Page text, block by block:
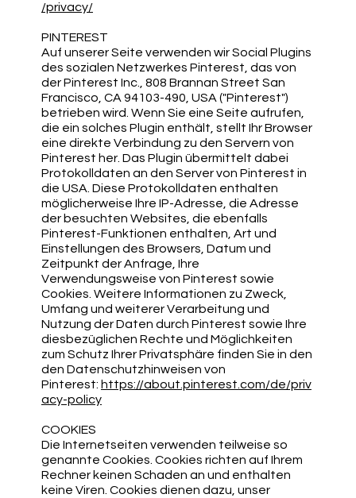
/privacy/
PINTEREST
Auf unserer Seite verwenden wir Social Plugins
des sozialen Netzwerkes Pinterest, das von
der Pinterest Inc., 808 Brannan Street San
Francisco, CA 94103-490, USA ("Pinterest")
betrieben wird. Wenn Sie eine Seite aufrufen,
die ein solches Plugin enthält, stellt Ihr Browser
eine direkte Verbindung zu den Servern von
Pinterest her. Das Plugin übermittelt dabei
Protokolldaten an den Server von Pinterest in
die USA. Diese Protokolldaten enthalten
möglicherweise Ihre IP-Adresse, die Adresse
der besuchten Websites, die ebenfalls
Pinterest-Funktionen enthalten, Art und
Einstellungen des Browsers, Datum und
Zeitpunkt der Anfrage, Ihre
Verwendungsweise von Pinterest sowie
Cookies. Weitere Informationen zu Zweck,
Umfang und weiterer Verarbeitung und
Nutzung der Daten durch Pinterest sowie Ihre
diesbezüglichen Rechte und Möglichkeiten
zum Schutz Ihrer Privatsphäre finden Sie in den
den Datenschutzhinweisen von
Pinterest: https://about.pinterest.com/de/priv
acy-policy
COOKIES
Die Internetseiten verwenden teilweise so
genannte Cookies. Cookies richten auf Ihrem
Rechner keinen Schaden an und enthalten
keine Viren. Cookies dienen dazu, unser